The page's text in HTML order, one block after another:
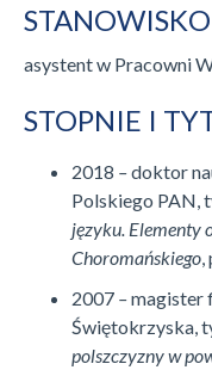
STANOWISKO
asystent w Pracowni
STOPNIE I
2018 –doktor
Polskiego PAN,
języku. Elementy
Choromańskiego
2007 –magister
Świętokrzyska,
polszczyzny w